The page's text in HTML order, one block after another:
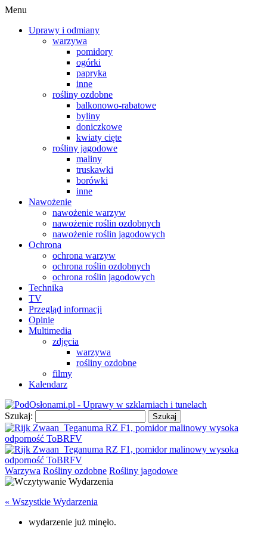
Menu
Uprawy i odmiany
warzywa
pomidory
ogórki
papryka
inne
rośliny ozdobne
balkonowo-rabatowe
byliny
doniczkowe
kwiaty cięte
rośliny jagodowe
maliny
truskawki
borówki
inne
Nawożenie
nawożenie warzyw
nawożenie roślin ozdobnych
nawożenie roślin jagodowych
Ochrona
ochrona warzyw
ochrona roślin ozdobnych
ochrona roślin jagodowych
Technika
TV
Przegląd informacji
Opinie
Multimedia
zdjęcia
warzywa
rośliny ozdobne
filmy
Kalendarz
Szukaj:
Warzywa Rośliny ozdobne Rośliny jagodowe
« Wszystkie Wydarzenia
wydarzenie już minęło.